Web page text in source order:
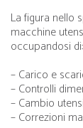
La figura nello
macchine
occupandosi di:
– Carico e
– Controlli
– Cambio
– Correzioni